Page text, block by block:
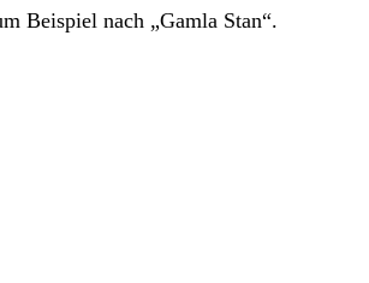
Beispiel nach „Gamla Stan“.